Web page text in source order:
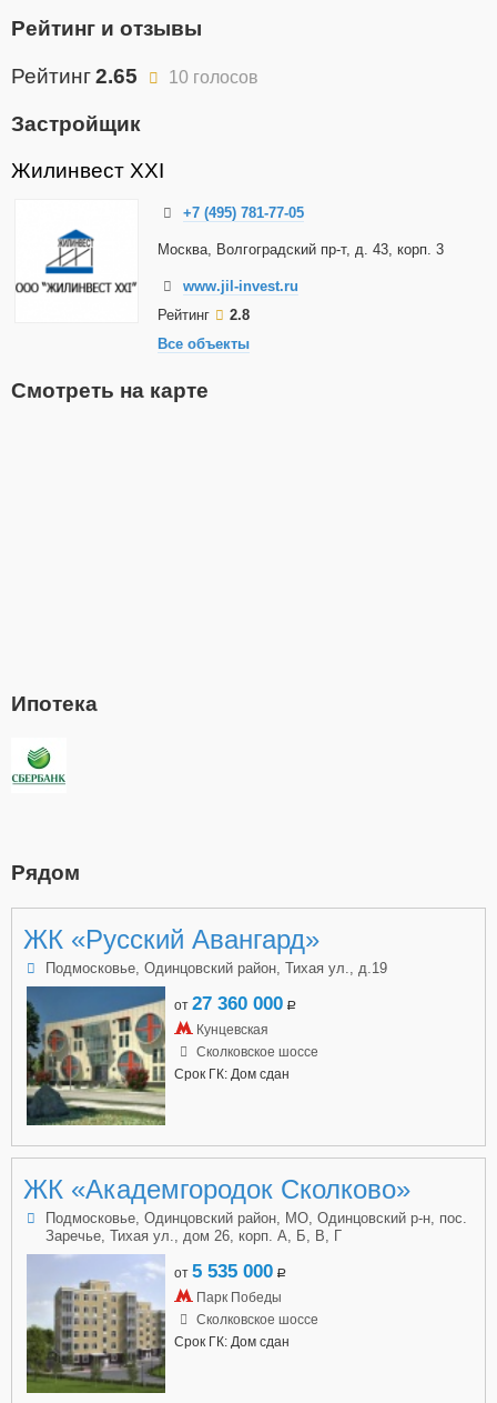
Рейтинг и отзывы
Рейтинг2.65 10 голосов
Застройщик
Жилинвест XXI
+7 (495) 781-77-05
Москва, Волгоградский пр-т, д. 43, корп. 3
www.jil-invest.ru
Рейтинг
2.8
Все объекты
Смотреть на карте
Ипотека
Рядом
ЖК «Русский Авангард»
Подмосковье, Одинцовский район, Тихая ул., д.19
от 27 360 000 a
Кунцевская
Сколковское шоссе
Срок ГК: Дом сдан
ЖК «Академгородок Сколково»
Подмосковье, Одинцовский район, МО, Одинцовский р-н, пос.
Заречье, Тихая ул., дом 26, корп. А, Б, В, Г
от 5 535 000 a
Парк Победы
Сколковское шоссе
Срок ГК: Дом сдан